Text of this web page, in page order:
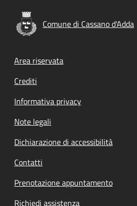
Comune di Cassano d'Adda
Footer menu
Area riservata
Crediti
Informativa privacy
Note legali
Dichiarazione di accessibilità
Contatti
Prenotazione appuntamento
Richiedi assistenza